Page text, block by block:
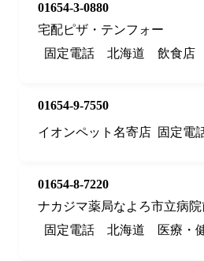
01654-3-0880
宅配ピザ・テンフォー
固定電話
北海道 飲食店
01654-9-7550
イオンペット名寄店 固定電
01654-8-7220
ナカジマ薬局なよろ市立病
固定電話
北海道 医療・